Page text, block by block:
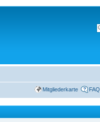
Mitgliederkarte FAQ